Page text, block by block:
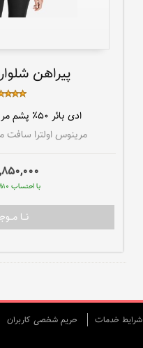
پیراهن
ادی بائر ۵۰٪ پشم مرینو ۵۰٪ پلی استر
مرینوس اولترا سافت
با احتساب 10% تخفيف
نــا
شرایط خدمات حريم شخصی كاربران